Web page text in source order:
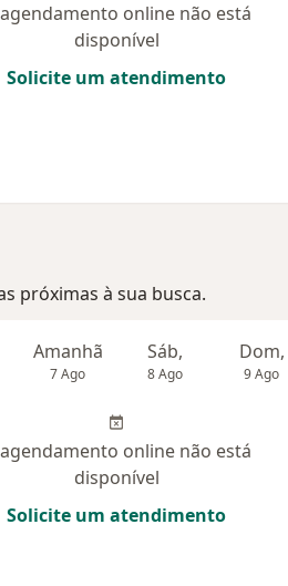
online não está
disponível
Solicite um atendimento
próximas à sua busca.
Amanhã
7 Ago
Sáb,
8 Ago
Dom,
9 Ago
online não está
disponível
Solicite um atendimento